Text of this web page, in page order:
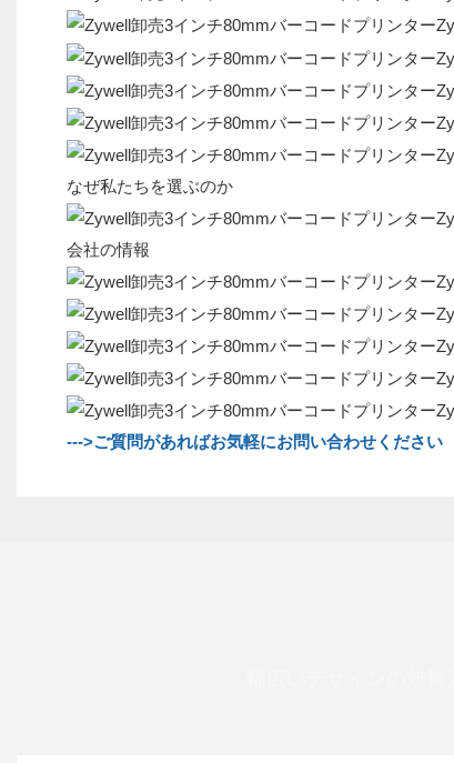
なぜ私たちを選ぶのか
会社の情報
--->ご質問があればお気軽にお問い合わせください